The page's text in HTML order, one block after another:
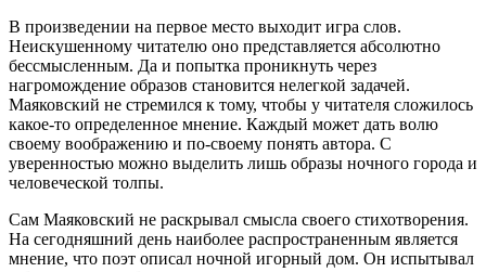
В произведении на первое место выходит игра слов.
Неискушенному читателю оно представляется абсолютно
бессмысленным. Да и попытка проникнуть через
нагромождение образов становится нелегкой задачей.
Маяковский не стремился к тому, чтобы у читателя сложилось
какое-то определенное мнение. Каждый может дать волю
своему воображению и по-своему понять автора. С
уверенностью можно выделить лишь образы ночного города и
человеческой толпы.
Сам Маяковский не раскрывал смысла своего стихотворения.
На сегодняшний день наиболее распространенным является
мнение, что поэт описал ночной игорный дом. Он испытывал